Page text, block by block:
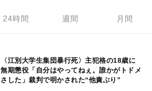
24時間 週間 月間
〈江別大学生集団暴行死〉主犯格の18歳に
無期懲役「自分はやってねぇ。誰かがトドメ
さした」裁判で明かされた“他責ぶり”